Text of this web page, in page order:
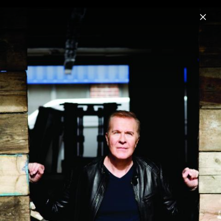
Menu
Home News Musik Videos
Pressefotos 2016